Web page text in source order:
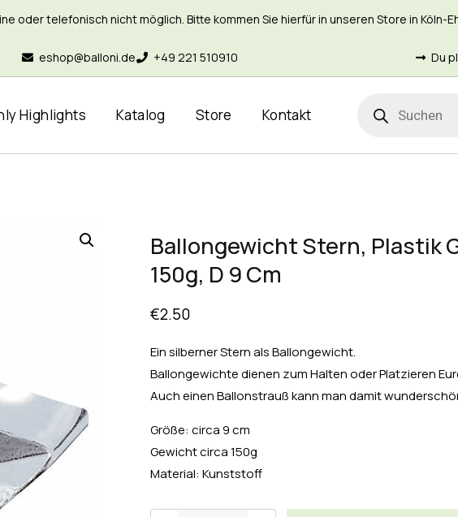
oder telefonisch nicht möglich. Bitte kommen Sie hierfür in unseren Store in Köln-
eshop@balloni.de +49 221 510910 Du
Highlights Katalog Store Kontakt
Ballongewicht Stern, Plastik
150g, D 9 Cm
€2.50
Ein silberner Stern als Ballongewicht.
Ballongewichte dienen zum Halten oder Platzieren
Auch einen Ballonstrauß kann man damit
Größe: circa 9 cm
Gewicht circa 150g
Material: Kunststoff